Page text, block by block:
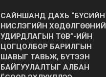
САЙНШАНД ДАХЬ “БҮСИЙН
НИСЛЭГИЙН ХӨДӨЛГӨӨНИЙ
УДИРДЛАГЫН ТӨВ”-ИЙН
ЦОГЦОЛБОР БАРИЛГЫН
ШАВЫГ ТАВЬЖ, БҮТЭЭН
БАЙГУУЛАЛТЫГ АЛБАН